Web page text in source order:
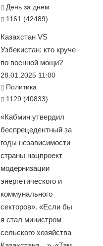
День за днем
1161 (42489)
Казахстан VS
Узбекистан: кто круче
по военной мощи?
28.01.2025 11:00
Политика
1129 (40833)
«Кабмин утвердил
беспрецедентный за
годы независимости
страны нацпроект
модернизации
энергетического и
коммунального
секторов». «Если бы
я стал министром
сельского хозяйства